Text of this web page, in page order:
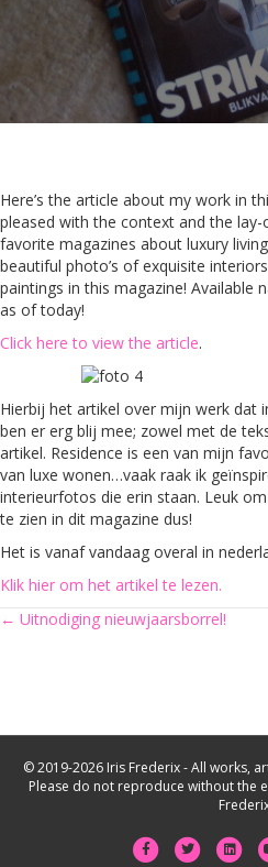
Here’s the article about my work in
pleased with the context and the lay-
favorite magazines about luxury
beautiful photo’s of exquisite
paintings in this magazine! Available
as of today!
Click here to view the article.
Hierbij het artikel over mijn werk dat
ben er erg blij mee; zowel met de
artikel. Residence is een van mijn
van luxe wonen…vaak raak ik
interieurfotos die erin staan. Leuk
te zien in dit magazine dus!
Het is vanaf vandaag overal in
Klik hier om het artikel te lezen.
Posts
← Uitnodiging nieuwjaarsborrel!
© 2019-2026 Iris Frederix - All works,
Please do not reproduce without the
FacebookTwitter